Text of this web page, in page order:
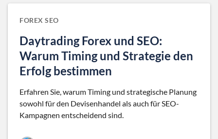
FOREX SEO
Daytrading Forex und SEO:
Warum Timing und Strategie den
Erfolg bestimmen
Erfahren Sie, warum Timing und strategische Planung
sowohl für den Devisenhandel als auch für SEO-
Kampagnen entscheidend sind.